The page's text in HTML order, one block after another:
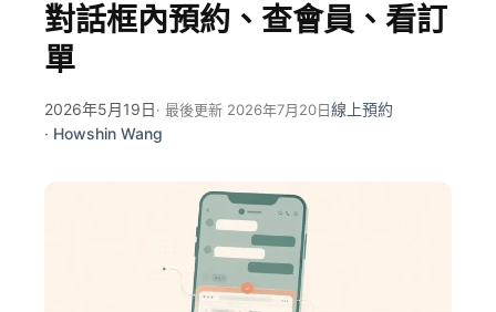
對話框內預約、查會員、看訂
單
2026年5月19日· 最後更新 2026年7月20日線上預約
· Howshin Wang